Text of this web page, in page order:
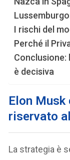
I rischi del
Perché il
è decisiva
Elon Musk
riservato
La strategia è